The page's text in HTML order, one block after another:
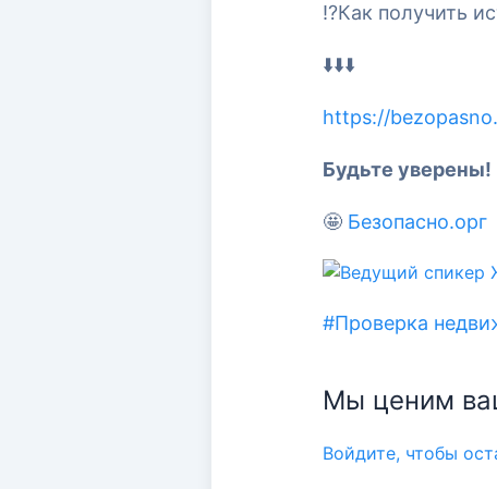
⁉️Как получить
⬇️⬇️⬇️
https://
Будьте уверены!
🤩 Безопасно.орг
#Проверка
Мы ценим
Войдите, чтобы